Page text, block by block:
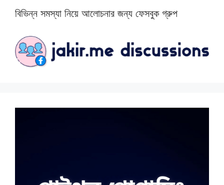
বিভিন্ন সমস্যা নিয়ে আলোচনার জন্য ফেসবুক গ্রুপ